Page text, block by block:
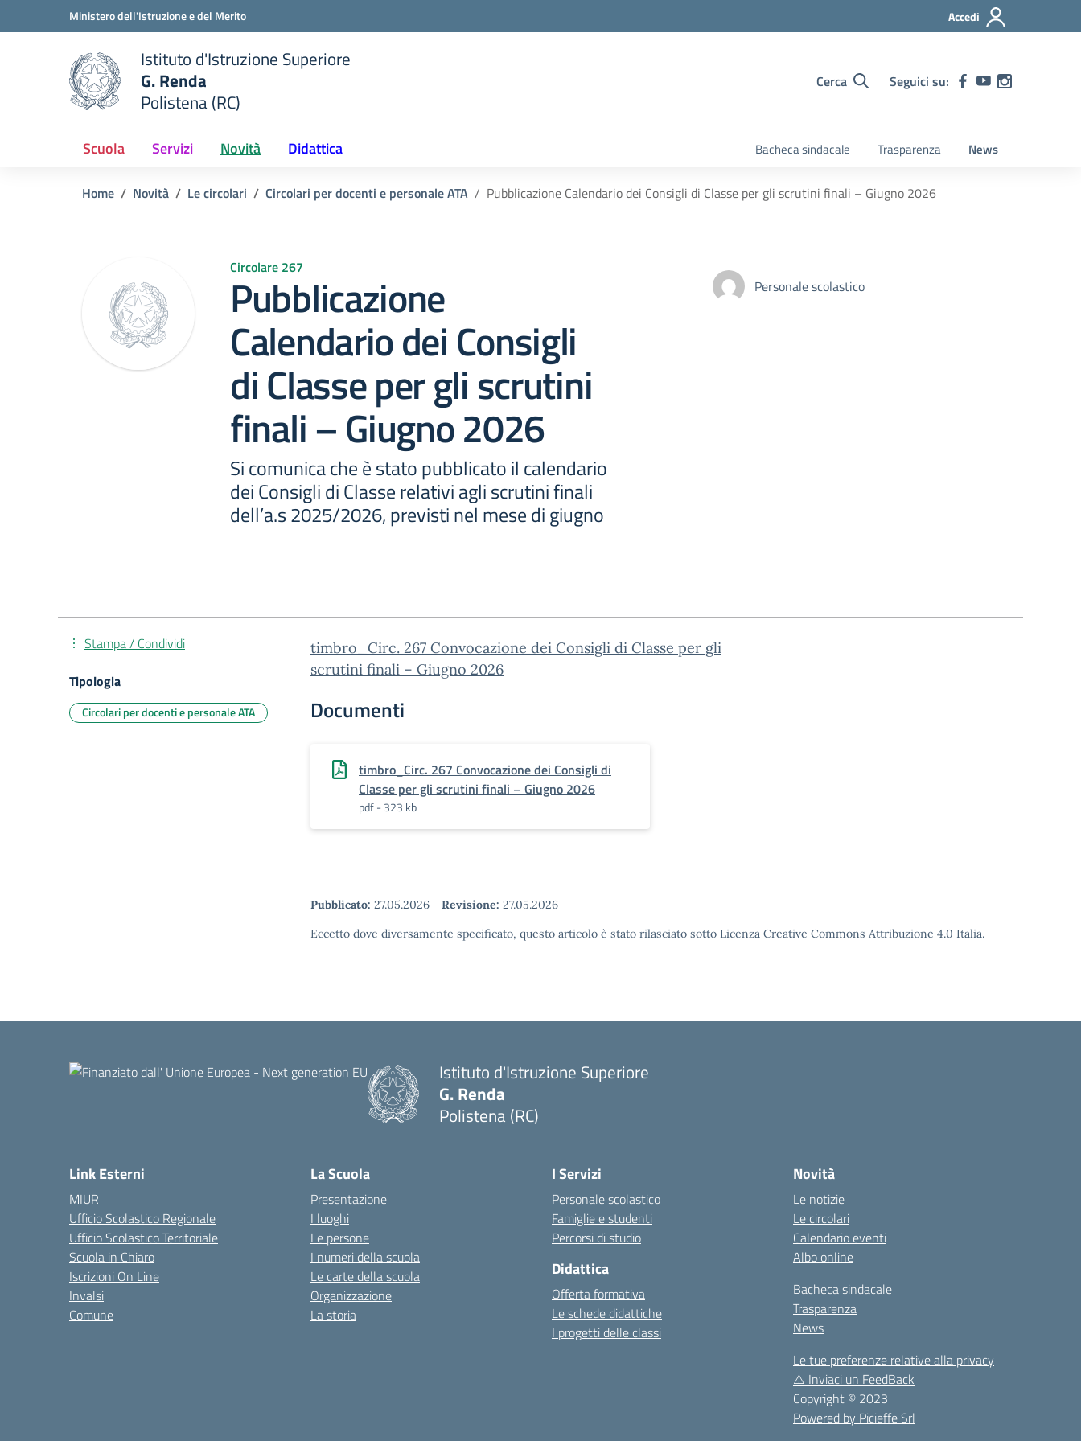
Vai ai contenuti
Vai al menu di navigazioneMinistero dell'Istruzione e del Merito Accedi
scuola
Istituto d'Istruzione Superiore
G. Renda
Polistena (RC)
Cerca Seguici su:
Scuola Servizi Novità Didattica Bacheca sindacale Trasparenza News
Home Novità Le circolari Circolari per docenti e personale ATA Pubblicazione Calendario dei Consigli di Classe per gli scrutini finali – Giugno 2026
Circolare 267
Pubblicazione
Calendario dei Consigli
di Classe per gli scrutini
finali – Giugno 2026
Si comunica che è stato pubblicato il calendario
dei Consigli di Classe relativi agli scrutini finali
dell’a.s 2025/2026, previsti nel mese di giugno
Personale scolastico
timbro_Circ. 267 Convocazione dei Consigli di Classe per gli
scrutini finali – Giugno 2026
Documenti
timbro_Circ. 267 Convocazione dei Consigli di
Classe per gli scrutini finali – Giugno 2026
pdf - 323 kb
Pubblicato: 27.05.2026 - Revisione: 27.05.2026
Eccetto dove diversamente specificato, questo articolo è stato rilasciato sotto Licenza Creative Commons Attribuzione 4.0 Italia.
Stampa / Condividi
Tipologia
Circolari per docenti e personale ATA
Istituto d'Istruzione Superiore
G. Renda
Polistena (RC)
Link Esterni
MIUR
Ufficio Scolastico Regionale
Ufficio Scolastico Territoriale
Scuola in Chiaro
Iscrizioni On Line
Invalsi
Comune
La Scuola
Presentazione
I luoghi
Le persone
I numeri della scuola
Le carte della scuola
Organizzazione
La storia
I Servizi
Personale scolastico
Famiglie e studenti
Percorsi di studio
Didattica
Offerta formativa
Le schede didattiche
I progetti delle classi
Novità
Le notizie
Le circolari
Calendario eventi
Albo online
Bacheca sindacale
Trasparenza
News
Le tue preferenze relative alla privacy
⚠️ Inviaci un FeedBack
Copyright © 2023
Powered by Picieffe Srl